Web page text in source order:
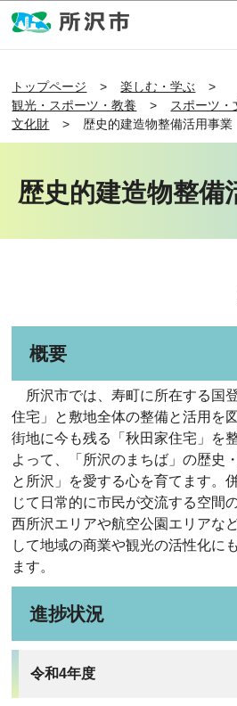
トップページ
楽しむ・学ぶ
観光・スポーツ・教養
スポーツ・
文化財
歴史的建造物整備活用事
歴史的建造物整
概要
所沢市では、寿町に所在する国
住宅」と敷地全体の整備と活用を
街地に今も残る「秋田家住宅」を
よって、「所沢のまちば」の歴史
と所沢」を愛する心を育てます。
じて日常的に市民が交流する空間
西所沢エリアや航空公園エリアな
して地域の商業や観光の活性化に
ます。
進捗状況
令和4年度